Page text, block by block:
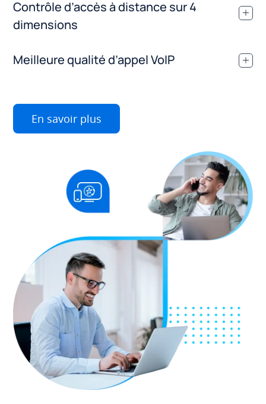
Contrôle d’accès à distance sur 4
dimensions
.
Meilleure qualité d’appel VoIP .
En savoir plus